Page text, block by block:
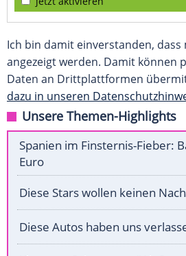
Ich bin damit einverstanden,
angezeigt werden. Damit können
Daten an Drittplattformen
dazu in unseren
Unsere Themen-Highlights
Spanien im Finsternis-Fieber:
Euro
Diese Stars wollen keinen
Diese Autos haben uns